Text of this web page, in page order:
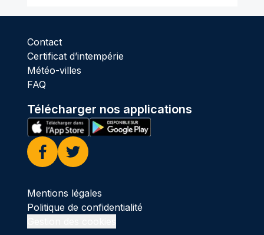
Contact
Certificat d’intempérie
Météo-villes
FAQ
Télécharger nos applications
Facebook
Twitter
Mentions légales
Politique de confidentialité